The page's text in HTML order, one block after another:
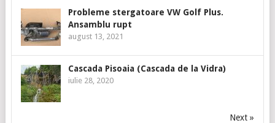
Probleme stergatoare VW Golf Plus.
Ansamblu rupt
august 13, 2021
Cascada Pisoaia (Cascada de la Vidra)
iulie 28, 2020
Next »